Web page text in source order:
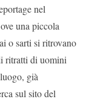
nel
una piccola
o sarti si ritrovano
ritratti di uomini
già
sul sito del